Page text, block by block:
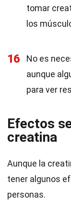
tomar
los
16
No es
aunque
para ver
Efectos
creatina
Aunque la
tener algunos
personas.